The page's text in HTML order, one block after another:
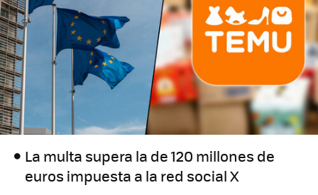
La multa supera la de 120 millones de
euros impuesta a la red social X